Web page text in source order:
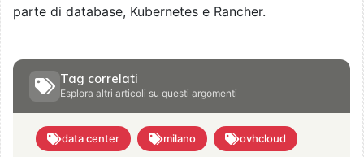
parte di database, Kubernetes e Rancher.
Tag correlati
Esplora altri articoli su questi argomenti
data center milano ovhcloud